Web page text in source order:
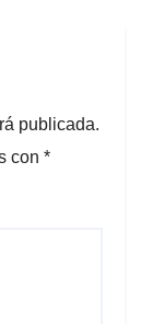
publicada.
con *